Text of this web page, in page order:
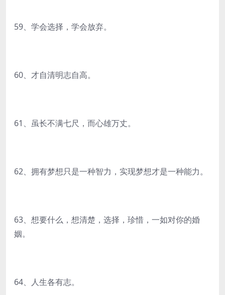
59、学会选择，学会放弃。
60、才自清明志自高。
61、虽长不满七尺，而心雄万丈。
62、拥有梦想只是一种智力，实现梦想才是一种能力。
63、想要什么，想清楚，选择，珍惜，一如对你的婚
姻。
64、人生各有志。